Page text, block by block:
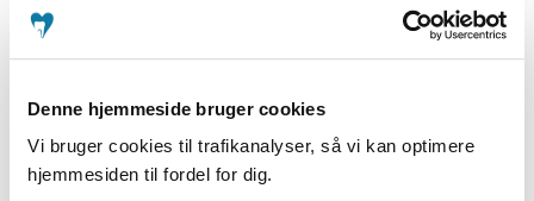
Denne hjemmeside bruger cookies
Vi bruger cookies til trafikanalyser, så vi kan optimere
hjemmesiden til fordel for dig.
kommunikatører, der kan navigere i komplekse
I ATO mener vi at det er vigtigt, at vi fortsat udvikler
vores kommunikationsevner og skaber tryghed og
tillid hos vores patienter og deres pårørende. Derfor